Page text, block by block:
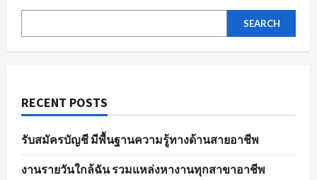
SEARCH
RECENT POSTS
รับสมัครบัญชี มีพื้นฐานความรู้ทางด้านสายอาชีพ
งานรายวันใกล้ฉัน รวมแหล่งหางานทุกสาขาอาชีพ